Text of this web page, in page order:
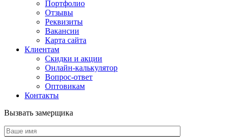
Портфолио
Отзывы
Реквизиты
Вакансии
Карта сайта
Клиентам
Скидки и акции
Онлайн-калькулятор
Вопрос-ответ
Оптовикам
Контакты
Вызвать замерщика